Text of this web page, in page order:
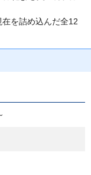
を詰め込んだ全12